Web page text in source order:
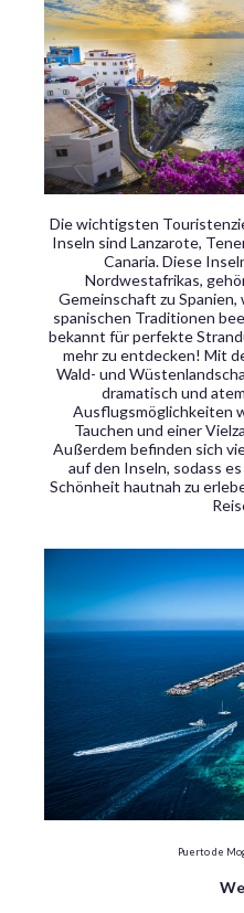
Die wichtigsten
Inseln sind Lanzarote,
Canaria. Diese
Nordwestafrikas,
Gemeinschaft zu
spanischen Traditionen
bekannt für perfekte
mehr zu entdecken! Mit
Wald- und
dramatisch und
Ausflugsmöglichkeiten
Tauchen und einer
Außerdem befinden sich
auf den Inseln, sodass
Schönheit hautnah zu
Puerto de